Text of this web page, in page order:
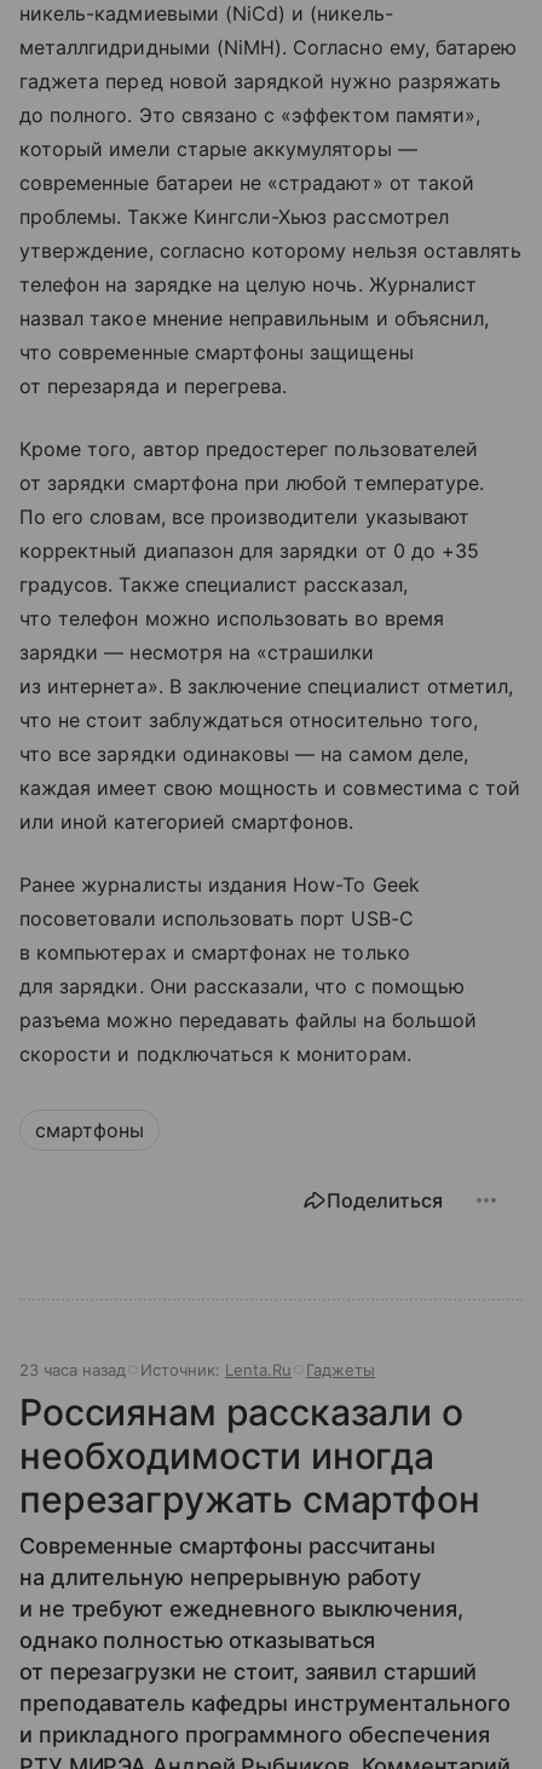
никель-кадмиевыми (NiCd) и (никель-
металлгидридными (NiMH). Согласно ему, батарею
гаджета перед новой зарядкой нужно разряжать
до полного. Это связано с «эффектом памяти»,
который имели старые аккумуляторы —
современные батареи не «страдают» от такой
проблемы. Также Кингсли-Хьюз рассмотрел
утверждение, согласно которому нельзя оставлять
телефон на зарядке на целую ночь. Журналист
назвал такое мнение неправильным и объяснил,
что современные смартфоны защищены
от перезаряда и перегрева.
Кроме того, автор предостерег пользователей
от зарядки смартфона при любой температуре.
По его словам, все производители указывают
корректный диапазон для зарядки от 0 до +35
градусов. Также специалист рассказал,
что телефон можно использовать во время
зарядки — несмотря на «страшилки
из интернета». В заключение специалист отметил,
что не стоит заблуждаться относительно того,
что все зарядки одинаковы — на самом деле,
каждая имеет свою мощность и совместима с той
или иной категорией смартфонов.
Ранее журналисты издания How-To Geek
посоветовали использовать порт USB-C
в компьютерах и смартфонах не только
для зарядки. Они рассказали, что с помощью
разъема можно передавать файлы на большой
скорости и подключаться к мониторам.
смартфоны
Поделиться
23 часа назад Источник: Lenta.Ru Гаджеты
Россиянам рассказали о
необходимости иногда
перезагружать смартфон
Современные смартфоны рассчитаны
на длительную непрерывную работу
и не требуют ежедневного выключения,
однако полностью отказываться
от перезагрузки не стоит, заявил старший
преподаватель кафедры инструментального
и прикладного программного обеспечения